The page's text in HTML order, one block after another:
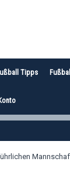
Tipps